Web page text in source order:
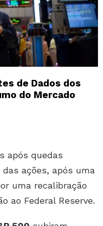
de Dados dos
do Mercado
após quedas
ações, após uma
uma recalibração
ao Federal Reserve.